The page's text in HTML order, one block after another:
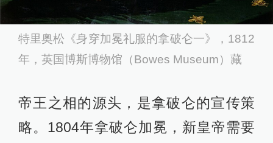
特里奥松《身穿加冕礼服的拿破仑一》，1812
年，英国博斯博物馆（Bowes Museum）藏
帝王之相的源头，是拿破仑的宣传策
略。1804年拿破仑加冕，新皇帝需要